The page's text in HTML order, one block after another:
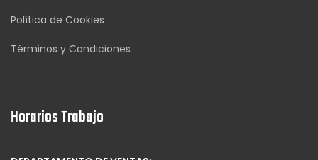
Política de Cookies
Términos y Condiciones
Horarios Trabajo